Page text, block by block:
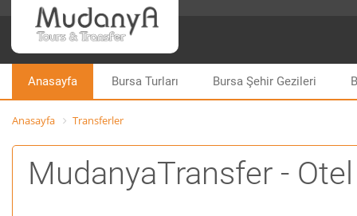
Anasayfa Bursa Turları Bursa Şehir Gezileri
Anasayfa Transferler
MudanyaTransfer -